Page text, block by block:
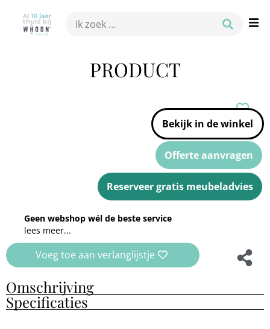
PRODUCT
Bekijk in de winkel
Offerte aanvragen
Reserveer gratis meubeladvies
Geen webshop wél de beste service
lees meer...
Voeg toe aan verlanglijstje
Omschrijving
Specificaties